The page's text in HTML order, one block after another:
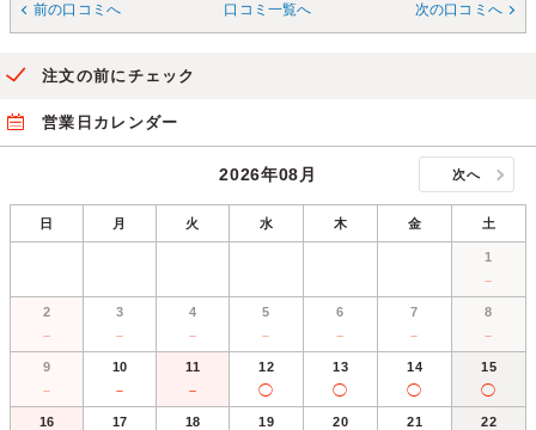
前の口コミへ 口コミ一覧へ 次の口コミへ
注文の前にチェック
営業日カレンダー
2026年08月 次へ
日 月 火 水 木 金 土
1
－
2
－
3
－
4
－
5
－
6
－
7
－
8
－
9
－
10
－
11
－
12
◯
13
◯
14
◯
15
◯
16 17 18 19 20 21 22